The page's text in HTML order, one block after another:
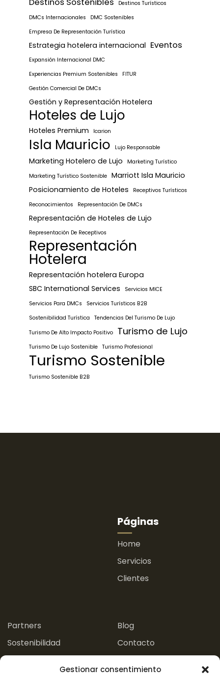
Gestionar consentimiento
Destinos Sostenibles
Destinos Turísticos
DMCs Internacionales
DMC Sostenibles
Empresa De Representación Turística
Estrategia hotelera internacional Eventos
Expansión Internacional DMC
Experiencias Premium Sostenibles
FITUR
Gestión Comercial De DMCs
Gestión y Representación Hotelera
Hoteles de Lujo
Hoteles Premium Icarion
Isla Mauricio Lujo Responsable
Marketing Hotelero de Lujo
Marketing Turístico
Marketing Turístico Sostenible Marriott Isla Mauricio
Posicionamiento de Hoteles
Receptivos Turísticos
Reconocimientos
Representación De DMCs
Representación de Hoteles de Lujo
Representación De Receptivos
Representación
Hotelera
Representación hotelera Europa
SBC International Services
Servicios MICE
Servicios Para DMCs
Servicios Turísticos B2B
Sostenibilidad Turística
Tendencias Del Turismo De Lujo
Turismo De Alto Impacto Positivo
Turismo de Lujo
Turismo De Lujo Sostenible Turismo Profesional
Turismo Sostenible
Turismo Sostenible B2B
Páginas
Home
Servicios
Clientes
Partners
Sostenibilidad
Blog
Contacto